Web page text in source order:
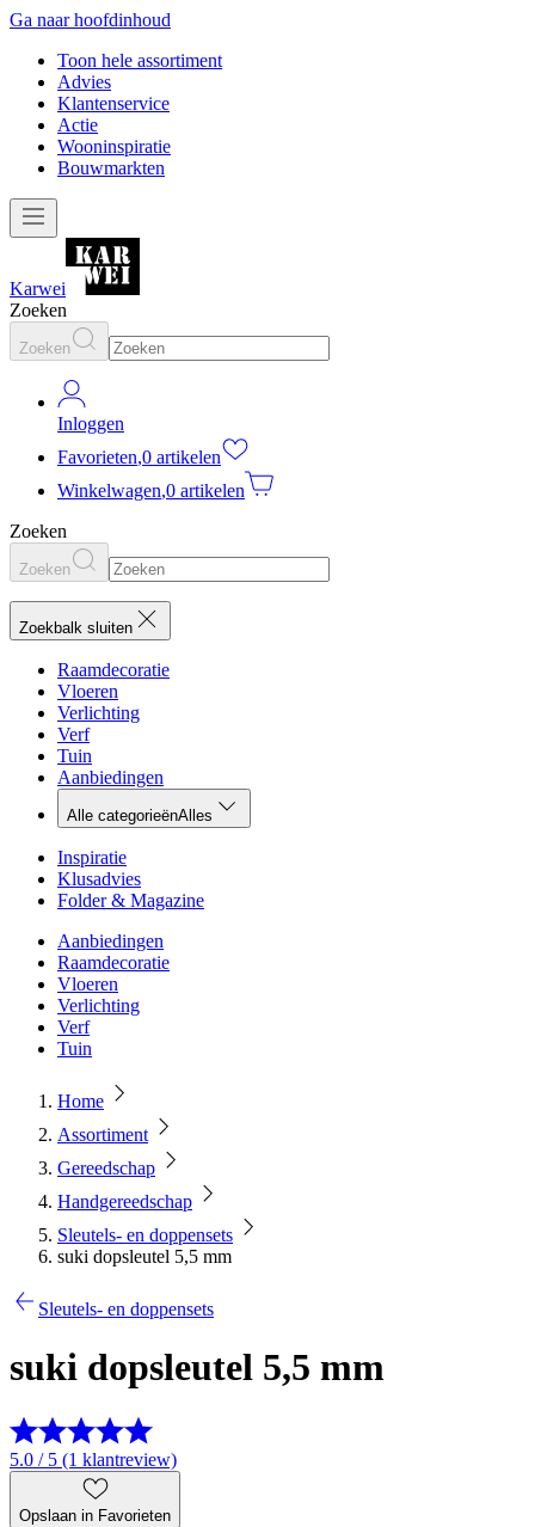
Ga naar hoofdinhoud
Toon hele assortiment
Advies
Klantenservice
Actie
Wooninspiratie
Bouwmarkten
Karwei
Zoeken
Zoeken
Inloggen
Favorieten,0 artikelen
Winkelwagen,0 artikelen
Zoeken
Zoeken
Zoekbalk sluiten
Raamdecoratie
Vloeren
Verlichting
Verf
Tuin
Aanbiedingen
Alle categorieënAlles
Inspiratie
Klusadvies
Folder & Magazine
Aanbiedingen
Raamdecoratie
Vloeren
Verlichting
Verf
Tuin
Home
Assortiment
Gereedschap
Handgereedschap
Sleutels- en doppensets
suki dopsleutel 5,5 mm
Sleutels- en doppensets
suki dopsleutel 5,5 mm
5.0 / 5 (1 klantreview)
Opslaan in Favorieten